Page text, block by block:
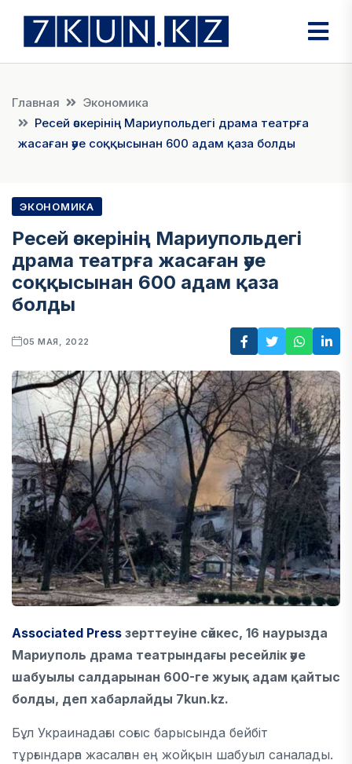
Главная
Экономика
Ресей әскерінің Мариупольдегі драма театрға
жасаған әуе соққысынан 600 адам қаза болды
ЭКОНОМИКА
Ресей әскерінің Мариупольдегі
драма театрға жасаған әуе
соққысынан 600 адам қаза
болды
05 МАЯ, 2022
Associated Press зерттеуіне сәйкес, 16 наурызда
Мариуполь драма театрындағы ресейлік әуе
шабуылы салдарынан 600-ге жуық адам қайтыс
болды, деп хабарлайды 7kun.kz.
Бұл Украинадағы соғыс барысында бейбіт
тұрғындарға жасалған ең жойқын шабуыл саналады.